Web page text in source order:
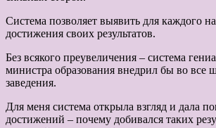
Система позволяет выявить для каждого
достижения своих результатов.
Без всякого преувеличения – система
министра образования внедрил бы во
заведения.
Для меня система открыла взгляд и дала
достижений – почему добивался таких